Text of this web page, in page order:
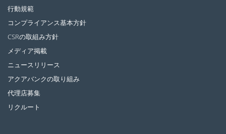
行動規範
コンプライアンス基本方針
CSRの取組み方針
メディア掲載
ニュースリリース
アクアバンクの取り組み
代理店募集
リクルート